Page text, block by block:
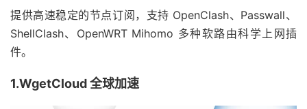
提供高速稳定的节点订阅，支持 OpenClash、Passwall、
ShellClash、OpenWRT Mihomo 多种软路由科学上网插
件。
1.WgetCloud 全球加速